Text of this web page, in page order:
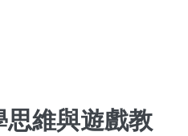
思維與遊戲教